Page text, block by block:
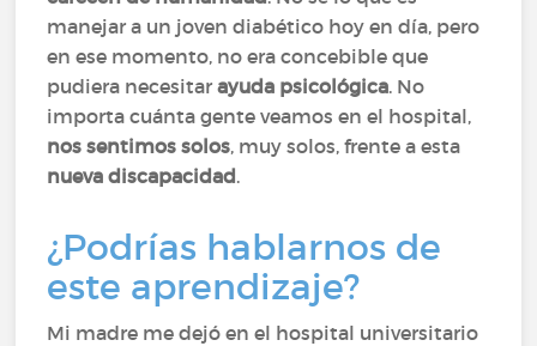
manejar a un joven diabético hoy en día, pero
en ese momento, no era concebible que
pudiera necesitarayuda psicológica. No
importa cuánta gente veamos en el hospital,
nos sentimos solos, muy solos, frente a esta
nueva discapacidad.
¿Podrías hablarnos de
este aprendizaje?
Mi madre me dejó en el hospital universitario